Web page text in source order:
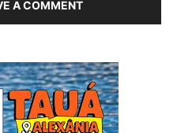
A COMMENT